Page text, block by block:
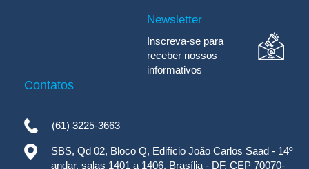
Newsletter
Inscreva-se para
receber nossos
informativos
Contatos
(61) 3225-3663
SBS, Qd 02, Bloco Q, Edifício João Carlos Saad - 14º
andar, salas 1401 a 1406, Brasília - DF, CEP 70070-